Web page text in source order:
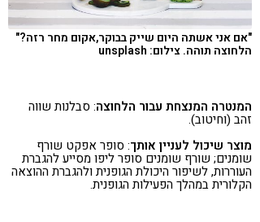
"אם אני אשתה היום שייק בבוקר,אקום מחר רזה?"
הלחוצה תוהה. צילום: unsplash
המנטרה המנצחת עבור הלחוצה: סבלנות שווה
זהב (וחיטוב).
מוצר שיכול לעניין אותך: סופר אפקט שורף
שומנים; שורף שומנים סופר ליפו מסייע להגברת
העוררות, לשיפור היכולת הגופנית ולהגברת ההוצאה
הקלורית במהלך הפעילות הגופנית.